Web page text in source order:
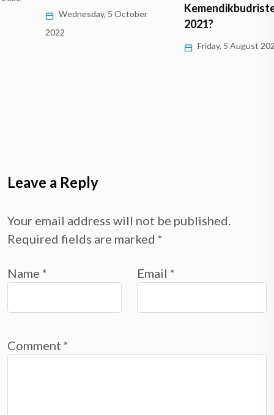
Wednesday, 5 October
Kemendikbudristek
Friday, 5 August 2022
Leave a Reply
Your email address will not be published.
Required fields are marked *
Name * Email *
Comment *